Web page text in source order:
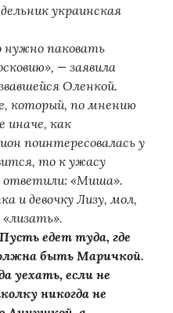
украинская
нужно паковать
— заявила
Оленкой.
который, по мнению
иначе, как
поинтересовалась у
то к ужасу
ответили: «Миша».
и девочку Лизу, мол,
едет туда, где
быть Маричкой.
уехать, если не
никогда не